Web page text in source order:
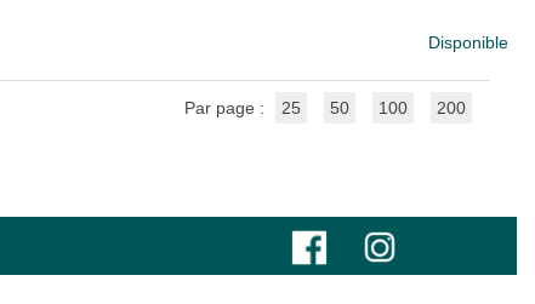
Disponible
Par page : 25 50 100 200